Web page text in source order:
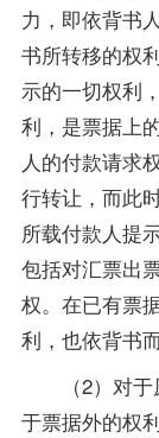
力，即依背书
书所转移的权
示的一切权利
利，是票据上
人的付款请求
行转让，而此
所载付款人提
包括对汇票出
权。在已有票
利，也依背书
（2）对于
于票据外的权